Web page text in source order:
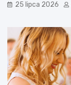
25 lipca 2026